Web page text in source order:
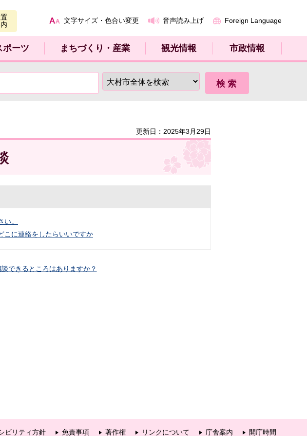
文字サイズ・色合い変更 音声読み上げ Foreign Language
ポーツ まちづくり・産業 観光情報 市政情報
更新日：2025年3月29日
。
こに連絡をしたらいいですか
できるところはありますか？
ビリティ方針 免責事項 著作権 リンクについて 庁舎案内 開庁時間